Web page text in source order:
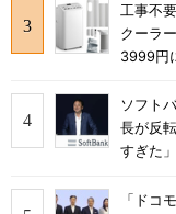
工事不
クーラ
3999円
ソフト
長が反
すぎた」
「ドコ